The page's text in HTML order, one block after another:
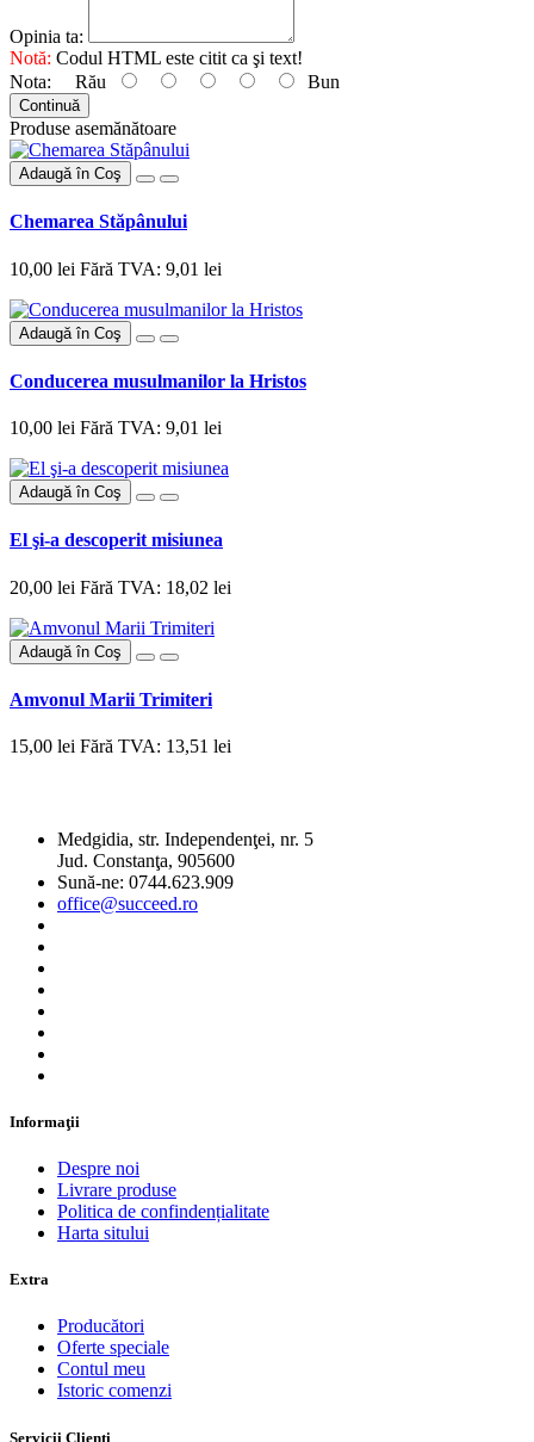
Opinia ta:
Notă: Codul HTML este citit ca şi text!
Nota: Rău Bun
Continuă
Produse asemănătoare
Adaugă în Coş
Chemarea Stăpânului
10,00 lei Fără TVA: 9,01 lei
Adaugă în Coş
Conducerea musulmanilor la Hristos
10,00 lei Fără TVA: 9,01 lei
Adaugă în Coş
El şi-a descoperit misiunea
20,00 lei Fără TVA: 18,02 lei
Adaugă în Coş
Amvonul Marii Trimiteri
15,00 lei Fără TVA: 13,51 lei
Medgidia, str. Independenţei, nr. 5
Jud. Constanţa, 905600
Sună-ne: 0744.623.909
office@succeed.ro
Informaţii
Despre noi
Livrare produse
Politica de confindențialitate
Harta sitului
Extra
Producători
Oferte speciale
Contul meu
Istoric comenzi
Servicii Clienţi